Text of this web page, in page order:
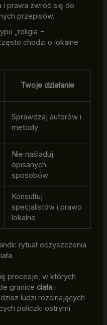
i prawa zwróć się do
przepisów.
„religia =
chodzi o lokalne
Twoje działanie
Sprawdzaj autorów i
metody
Nie naśladuj
opisanych
sposobów
Konsultuj
specjalistów i prawo
lokalne
rytuał oczyszczenia
procesje, w których
granice ciałai
ludzi rozcinających
policzki ostrymi